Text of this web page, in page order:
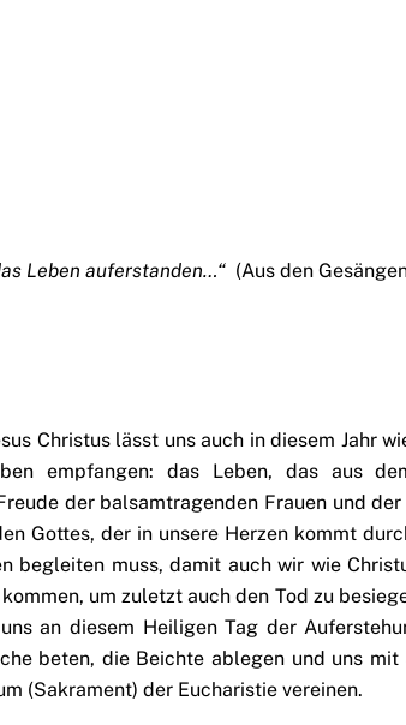
Leben auferstanden…“ (Aus den
Christus lässt uns auch in diesem Jahr
empfangen: das Leben, das aus
der balsamtragenden Frauen und
Gottes, der in unsere Herzen kommt
begleiten muss, damit auch wir wie
um zuletzt auch den Tod zu
an diesem Heiligen Tag der
beten, die Beichte ablegen und uns mit
(Sakrament) der Eucharistie vereinen.